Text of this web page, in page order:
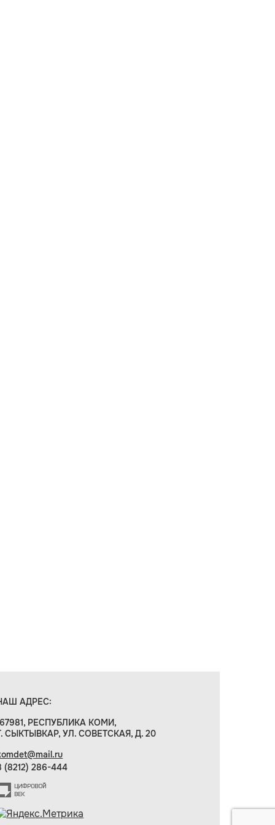
АДРЕС:
РЕСПУБЛИКА КОМИ,
СЫКТЫВКАР, УЛ. СОВЕТСКАЯ, Д. 20
(8212) 286-444